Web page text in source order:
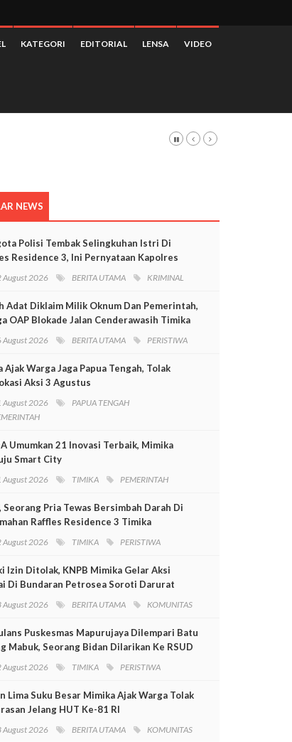
KATEGORI EDITORIAL LENSA VIDEO
NEWS
Polisi Tembak Selingkuhan Istri Di
Residence 3, Ini Pernyataan Kapolres
August 2026 BERITA UTAMA KRIMINAL
Adat Diklaim Milik Oknum Dan Pemerintah,
OAP Blokade Jalan Cenderawasih Timika
August 2026 BERITA UTAMA PERISTIWA
Ajak Warga Jaga Papua Tengah, Tolak
Aksi 3 Agustus
August 2026
PAPUA TENGAH
Umumkan 21 Inovasi Terbaik, Mimika
Smart City
August 2026 TIMIKA PEMERINTAH
Seorang Pria Tewas Bersimbah Darah Di
Raffles Residence 3 Timika
August 2026 TIMIKA PERISTIWA
Izin Ditolak, KNPB Mimika Gelar Aksi
Di Bundaran Petrosea Soroti Darurat
August 2026 BERITA UTAMA KOMUNITAS
Puskesmas Mapurujaya Dilempari Batu
Mabuk, Seorang Bidan Dilarikan Ke RSUD
August 2026 TIMIKA PERISTIWA
Lima Suku Besar Mimika Ajak Warga Tolak
Jelang HUT Ke-81 RI
August 2026 BERITA UTAMA KOMUNITAS